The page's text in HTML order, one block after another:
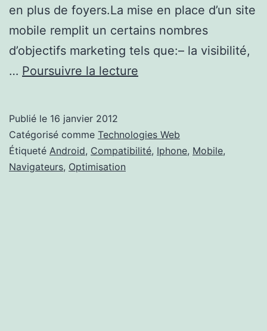
en plus de foyers.La mise en place d’un site
mobile remplit un certains nombres
d’objectifs marketing tels que:– la visibilité,
… Poursuivre la lecture
mobile
Publié le 16 janvier 2012
Catégorisé comme Technologies Web
Étiqueté Android, Compatibilité, Iphone, Mobile,
Navigateurs, Optimisation